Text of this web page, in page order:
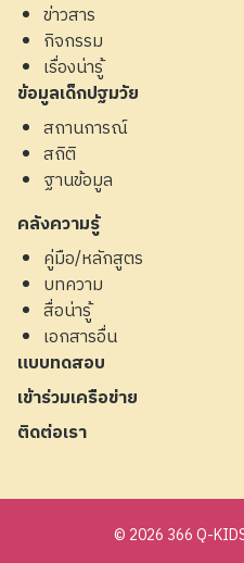
ข่าวสาร
กิจกรรม
เรื่องน่ารู้
ข้อมูลเด็กปฐมวัย
สถานการณ์
สถิติ
ฐานข้อมูล
คลังความรู้
คู่มือ/หลักสูตร
บทความ
สื่อน่ารู้
เอกสารอื่น
แบบทดสอบ
เข้าร่วมเครือข่าย
ติดต่อเรา
© 2026 366 Q-